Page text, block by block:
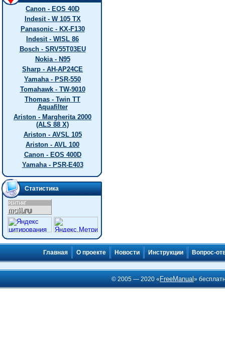
Canon - EOS 40D
Indesit - W 105 TX
Panasonic - KX-F130
Indesit - WISL 86
Bosch - SRV55T03EU
Nokia - N95
Sharp - AH-AP24CE
Yamaha - PSR-550
Tomahawk - TW-9010
Thomas - Twin TT
Aquafilter
Ariston - Margherita 2000
(ALS 88 X)
Ariston - AVSL 105
Ariston - AVL 100
Canon - EOS 400D
Yamaha - PSR-E403
Статистика
Главная О проекте Новости Инструкции Вопрос-
© 2005 — 2020 « FreeManual»